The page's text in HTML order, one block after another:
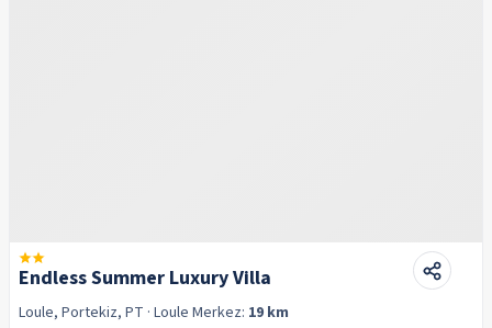
Endless Summer Luxury Villa
Loule, Portekiz, PT · Loule Merkez: 19 km